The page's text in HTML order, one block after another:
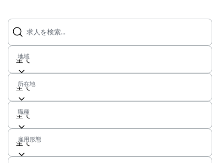
地域
全て
所在地
全て
職種
全て
雇用形態
全て
求人を検索...